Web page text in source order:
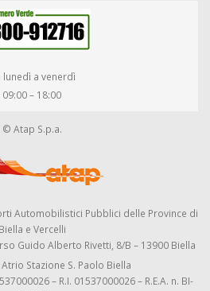
lunedì a venerdì
09:00 – 18:00
© Atap S.p.a.
Automobilistici Pubblici delle Province di
Biella e Vercelli
Guido Alberto Rivetti, 8/B – 13900 Biella
Atrio Stazione S. Paolo Biella
– R.I. 01537000026 – R.E.A. n. BI-